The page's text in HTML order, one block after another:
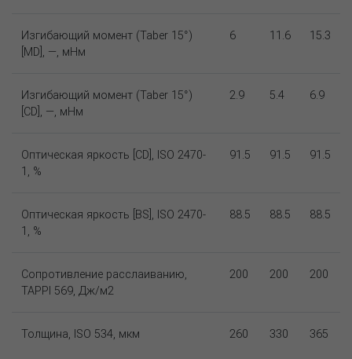
Изгибающий момент (Taber 15°)
[MD], —, мНм
6 11.6 15.3
Изгибающий момент (Taber 15°)
[CD], —, мНм
2.9 5.4 6.9
Оптическая яркость [CD], ISO 2470-
1, %
91.5 91.5 91.5
Оптическая яркость [BS], ISO 2470-
1, %
88.5 88.5 88.5
Сопротивление расслаиванию,
TAPPI 569, Дж/м2
200 200 200
Толщина, ISO 534, мкм 260 330 365